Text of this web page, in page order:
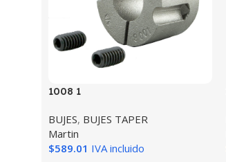
1008 1
BUJES, BUJES TAPER
Martin
$589.01 IVA incluido